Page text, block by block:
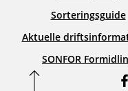
Sorteringsguide
Aktuelle
SONFOR